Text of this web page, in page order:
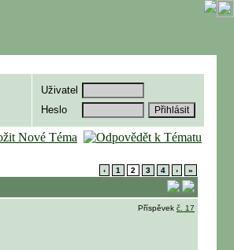
Uživatel
Heslo
‹ 1 2 3 4 ›
»
Příspěvek č. 17